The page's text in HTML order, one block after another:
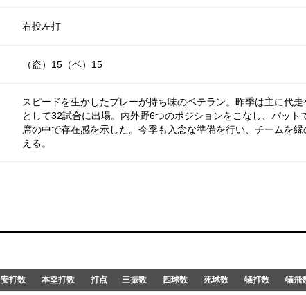
右投左打
（盗）15（ベ）15
スピードを生かしたプレーが持ち味のベテラン。昨季は主に代走
として32試合に出場。内外野6つのポジションをこなし、バット
席の中で存在感を示した。今季も入念な準備を行い、チームを縁
える。
安打数 本塁打数 打点 三振数 四球数 死球数 犠打数 犠飛